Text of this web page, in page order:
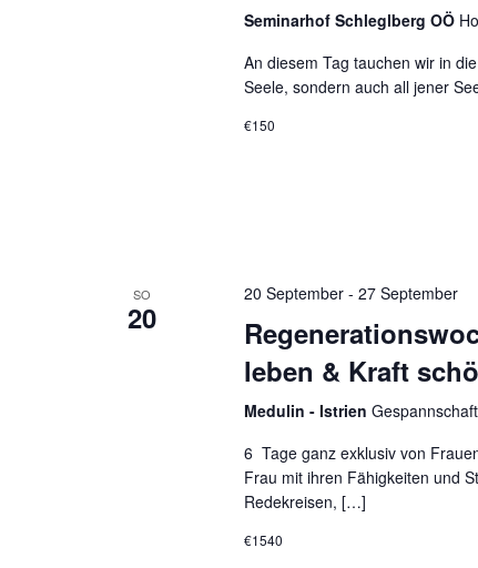
Seminarhof Schleglberg OÖ
An diesem Tag tauchen wir in
Seele, sondern auch all jener
€150
SO
20
20 September- 27 September
leben & Kraft
Medulin - Istrien
6 Tage ganz exklusiv von
Frau mit ihren Fähigkeiten und
Redekreisen, […]
€1540